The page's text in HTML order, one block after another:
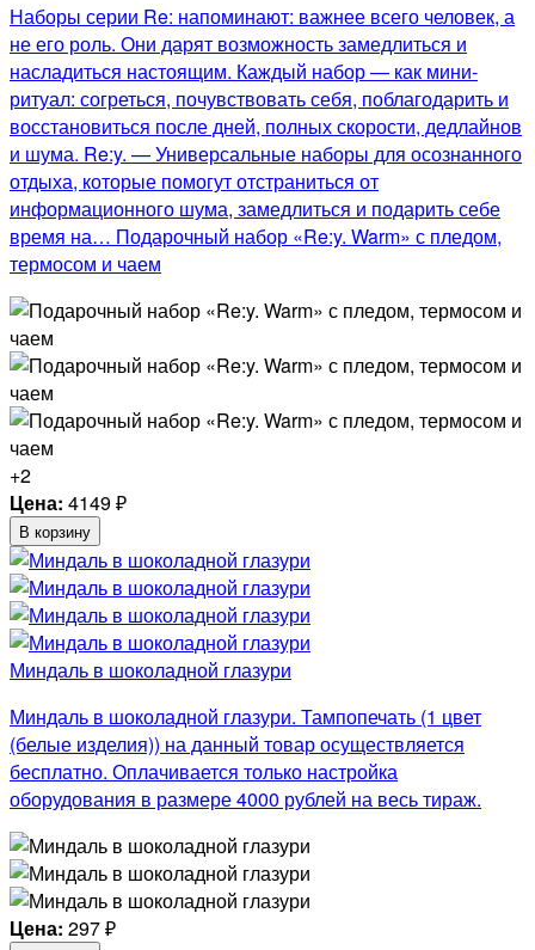
Наборы серии Re: напоминают: важнее всего человек, а
не его роль. Они дарят возможность замедлиться и
насладиться настоящим. Каждый набор — как мини-
ритуал: согреться, почувствовать себя, поблагодарить и
восстановиться после дней, полных скорости, дедлайнов
и шума. Re:y. — Универсальные наборы для осознанного
отдыха, которые помогут отстраниться от
информационного шума, замедлиться и подарить себе
время на… Подарочный набор «Re:y. Warm» с пледом,
термосом и чаем
+2
Цена: 4149₽
В корзину
Миндаль в шоколадной глазури
Миндаль в шоколадной глазури. Тампопечать (1 цвет
(белые изделия)) на данный товар осуществляется
бесплатно. Оплачивается только настройка
оборудования в размере 4000 рублей на весь тираж.
Цена: 297₽